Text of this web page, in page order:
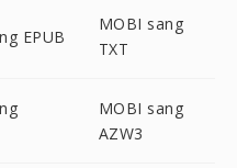
EPUB
MOBI sang
TXT
MOBI sang
AZW3